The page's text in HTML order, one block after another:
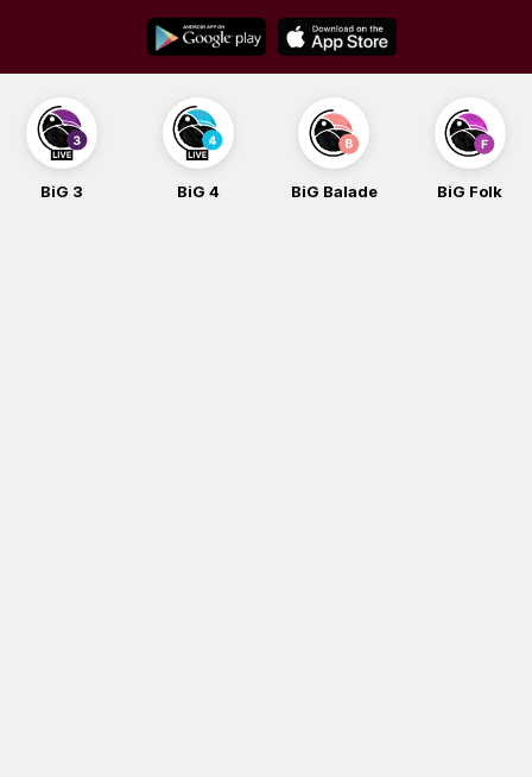
content
BiG 3 BiG 4 BiG Balade BiG Folk